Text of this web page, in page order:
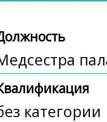
категории